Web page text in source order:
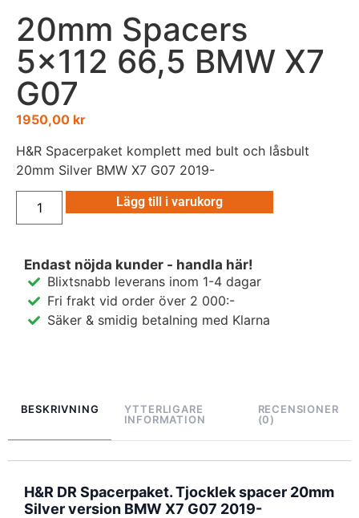
20mm Spacers
5×112 66,5 BMW X7
G07
1950,00 kr
H&R Spacerpaket komplett med bult och låsbult
20mm Silver BMW X7 G07 2019-
Lägg till i varukorg
Endast nöjda kunder - handla här!
Blixtsnabb leverans inom 1-4 dagar
Fri frakt vid order över 2 000:-
Säker & smidig betalning med Klarna
BESKRIVNING
YTTERLIGARE
INFORMATION
RECENSIONER
(0)
H&R DR Spacerpaket. Tjocklek spacer 20mm
Silver version BMW X7 G07 2019-